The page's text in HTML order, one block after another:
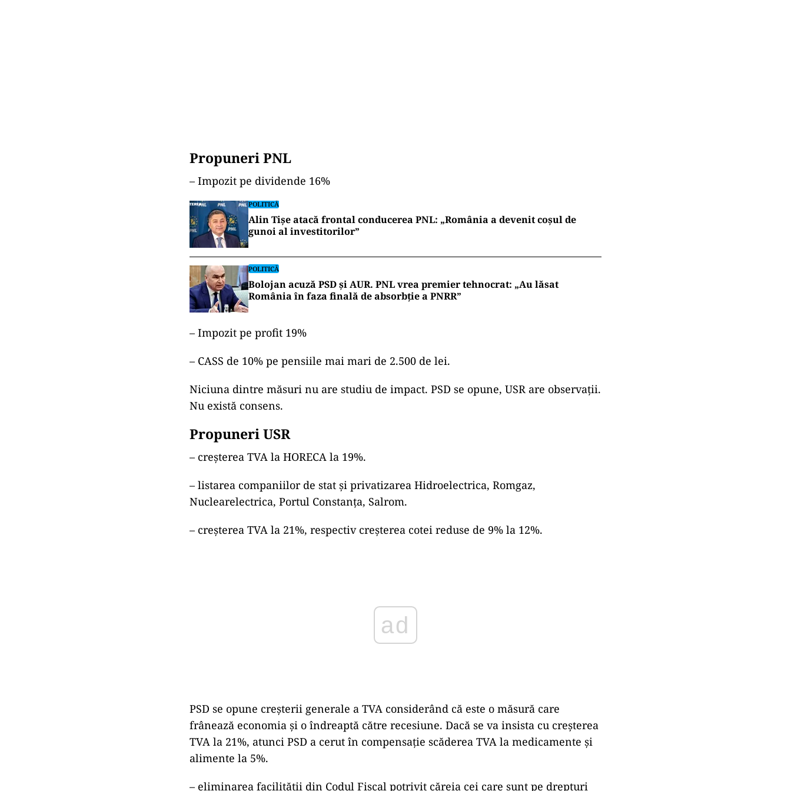
Propuneri PNL
– Impozit pe dividende 16%
POLITICĂ
Alin Tișe atacă frontal conducerea PNL: „România a devenit coșul de
gunoi al investitorilor”
POLITICĂ
Bolojan acuză PSD și AUR. PNL vrea premier tehnocrat: „Au lăsat
România în faza finală de absorbţie a PNRR”
– Impozit pe profit 19%
– CASS de 10% pe pensiile mai mari de 2.500 de lei.
Niciuna dintre măsuri nu are studiu de impact. PSD se opune, USR are observații.
Nu există consens.
Propuneri USR
– creșterea TVA la HORECA la 19%.
– listarea companiilor de stat și privatizarea Hidroelectrica, Romgaz,
Nuclearelectrica, Portul Constanța, Salrom.
– creșterea TVA la 21%, respectiv creșterea cotei reduse de 9% la 12%.
ad
PSD se opune creșterii generale a TVA considerând că este o măsură care
frânează economia și o îndreaptă către recesiune. Dacă se va insista cu creșterea
TVA la 21%, atunci PSD a cerut în compensație scăderea TVA la medicamente și
alimente la 5%.
– eliminarea facilității din Codul Fiscal potrivit căreia cei care sunt pe drepturi